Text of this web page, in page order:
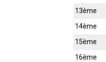
13ème
14ème
15ème
16ème